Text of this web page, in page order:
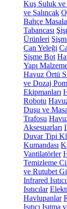
Kuş Suluk
ve Salıncak
Bahçe
Tabancası
Ürünleri
Can Yeleği
Şişme Bot
Yapı
Havuz Örtü
ve Dozaj
Ekipmanları
Robotu
Duşu ve
Trafosu
Aksesuarları
Duvar Tipi
Kumandası
Vantilatörler
Temizleme
ve Rutubet
Infrared
Isıtıcılar
Havlupanlar
Isıtıcı Isıtma